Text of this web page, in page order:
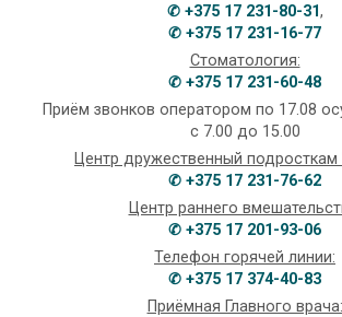
✆ +375 17 231-80-31,
✆ +375 17 231-16-77
Стоматология:
✆ +375 17 231-60-48
Приём звонков оператором по 17.08
с 7.00 до 15.00
Центр дружественный
✆ +375 17 231-76-62
Центр раннего
✆ +375 17 201-93-06
Телефон горячей линии:
✆ +375 17 374-40-83
Приёмная Главного врача: